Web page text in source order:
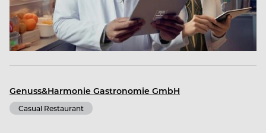
Wir kochen um Menschen zu begeistern und
unsere Mission ist es, der Marktführer in Qualität
und Service zu sein.
mit Leidenschaft und Verlässlichkeit nach
Begeisterung strebt.
Genuss&Harmonie Gastronomie GmbH
Casual Restaurant